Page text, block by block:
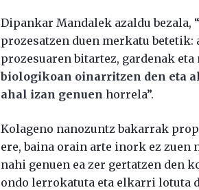
Dipankar Mandalek azaldu
prozesatzen duen merkatu
prozesuaren bitartez, gardenak
biologikoan oinarritzen den eta
ahal izan genuen horrela”.
Kolageno nanozuntz bakarrak
ere, baina orain arte inork ez zuen
nahi genuen ea zer gertatzen den
ondo lerrokatuta eta elkarri lotuta